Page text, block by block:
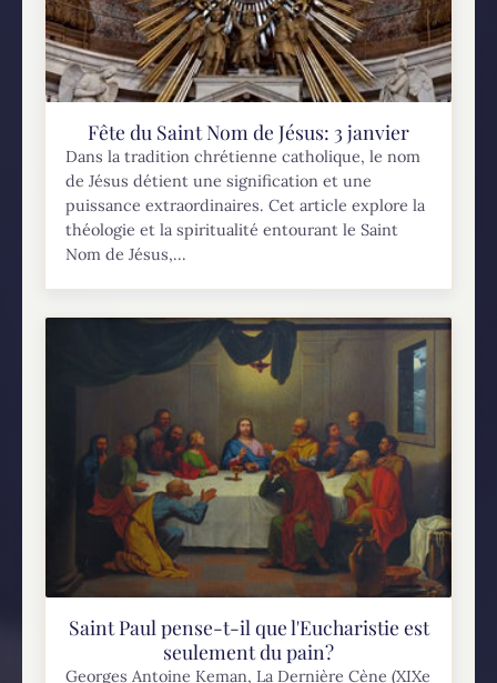
Fête du Saint Nom de Jésus: 3 janvier
Dans la tradition chrétienne catholique, le nom
de Jésus détient une signification et une
puissance extraordinaires. Cet article explore la
théologie et la spiritualité entourant le Saint
Nom de Jésus,...
Saint Paul pense-t-il que l'Eucharistie est
seulement du pain?
Georges Antoine Keman, La Dernière Cène (XIXe